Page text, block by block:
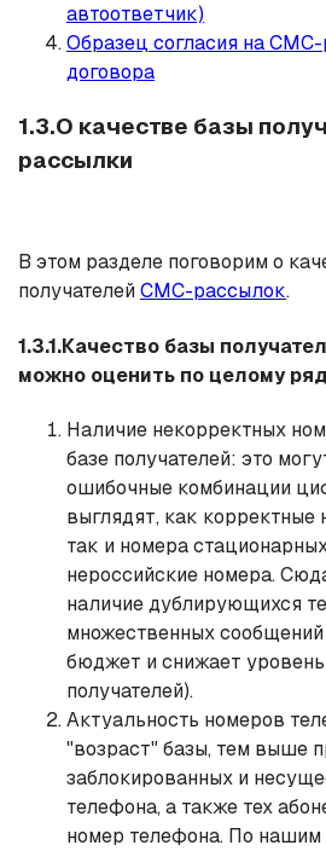
автоответчик)
Образец согласия на
договора
1.3.О качестве базы
рассылки
В этом разделе поговорим о
получателейСМС-рассылок.
1.3.1.Качество базы
можно оценить по целому
Наличие некорректных
базе получателей: это
ошибочные комбинации
выглядят, как корректные
так и номера
нероссийские номера.
наличие дублирующихся
множественных
бюджет и снижает
получателей).
Актуальность номеров
"возраст" базы, тем выше
заблокированных и
телефона, а также тех
номер телефона. По